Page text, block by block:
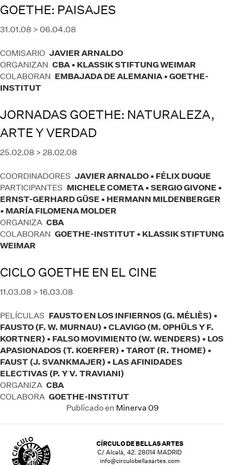
GOETHE: PAISAJES
31.01.08 > 06.04.08
COMISARIO JAVIER ARNALDO
ORGANIZAN CBA • KLASSIK STIFTUNG WEIMAR
COLABORAN EMBAJADA DE ALEMANIA • GOETHE-
INSTITUT
JORNADAS GOETHE: NATURALEZA,
ARTE Y VERDAD
25.02.08 > 28.02.08
COORDINADORES JAVIER ARNALDO • FÉLIX DUQUE
PARTICIPANTES MICHELE COMETA • SERGIO GIVONE •
ERNST-GERHARD GÜSE • HERMANN MILDENBERGER
• MARÍA FILOMENA MOLDER
ORGANIZA CBA
COLABORAN GOETHE-INSTITUT • KLASSIK STIFTUNG
WEIMAR
CICLO GOETHE EN EL CINE
11.03.08 > 16.03.08
PELÍCULAS FAUSTO EN LOS INFIERNOS (G. MÉLIÈS) •
FAUSTO (F. W. MURNAU) • CLAVIGO (M. OPHÜLS Y F.
KORTNER) • FALSO MOVIMIENTO (W. WENDERS) • LOS
APASIONADOS (T. KOERFER) • TAROT (R. THOME) •
FAUST (J. SVANKMAJER) • LAS AFINIDADES
ELECTIVAS (P. Y V. TRAVIANI)
ORGANIZA CBA
COLABORA GOETHE-INSTITUT
Publicado en Minerva 09
CÍRCULO DE BELLAS ARTES
C/ Alcalá, 42. 28014 MADRID
info@circulobellasartes.com